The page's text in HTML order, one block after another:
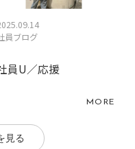
員ブログ
員U／応援
MORE
見る